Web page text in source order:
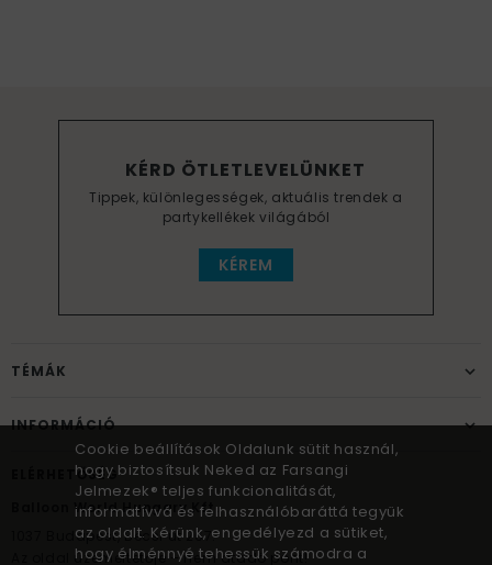
KÉRD ÖTLETLEVELÜNKET
Tippek, különlegességek, aktuális trendek a
partykellékek világából
KÉREM
TÉMÁK
INFORMÁCIÓ
ELÉRHETŐSÉG
Balloon World Hungary Kft.
Budapest, Bécsi út 267.
Az oldal üzemeltetője – nem átadó pont!
Cookie beállítások Oldalunk sütit használ,
hogy biztosítsuk Neked az Farsangi
Jelmezek® teljes funkcionalitását,
informatívvá és felhasználóbaráttá tegyük
az oldalt. Kérünk, engedélyezd a sütiket,
hogy élménnyé tehessük számodra a